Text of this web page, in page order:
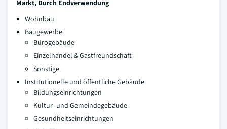
Markt, Durch Endverwendung
Wohnbau
Baugewerbe
Bürogebäude
Einzelhandel & Gastfreundschaft
Sonstige
Institutionelle und öffentliche Gebäude
Bildungseinrichtungen
Kultur- und Gemeindegebäude
Gesundheitseinrichtungen